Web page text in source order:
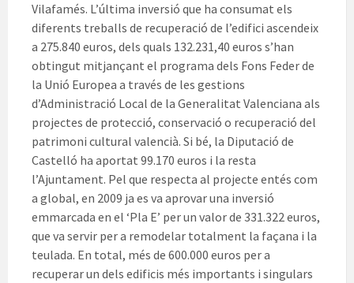
Vilafamés. L’última inversió que ha consumat els
diferents treballs de recuperació de l’edifici ascendeix
a 275.840 euros, dels quals 132.231,40 euros s’han
obtingut mitjançant el programa dels Fons Feder de
la Unió Europea a través de les gestions
d’Administració Local de la Generalitat Valenciana als
projectes de protecció, conservació o recuperació del
patrimoni cultural valencià. Si bé, la Diputació de
Castelló ha aportat 99.170 euros i la resta
l’Ajuntament. Pel que respecta al projecte entés com
a global, en 2009 ja es va aprovar una inversió
emmarcada en el ‘Pla E’ per un valor de 331.322 euros,
que va servir per a remodelar totalment la façana i la
teulada. En total, més de 600.000 euros per a
recuperar un dels edificis més importants i singulars